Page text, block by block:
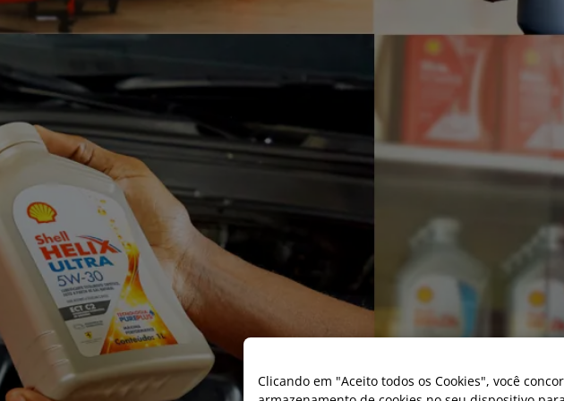
Clicando em "Aceito todos os Cookies", você